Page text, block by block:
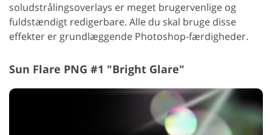
soludstrålingsoverlays er meget brugervenlige og
fuldstændigt redigerbare. Alle du skal bruge disse
effekter er grundlæggende Photoshop-færdigheder.
Sun Flare PNG #1 "Bright Glare"